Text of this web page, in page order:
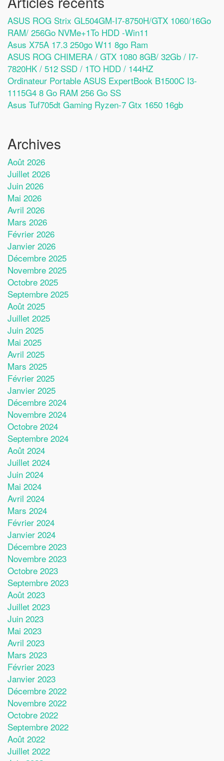
ASUS ROG Strix GL504GM-I7-8750H/GTX 1060/16Go
RAM/ 256Go NVMe+1To HDD -Win11
Asus X75A 17.3 250go W11 8go Ram
ASUS ROG CHIMERA / GTX 1080 8GB/ 32Gb / I7-
7820HK / 512 SSD / 1TO HDD / 144HZ
Ordinateur Portable ASUS ExpertBook B1500C I3-
1115G4 8 Go RAM 256 Go SS
Asus Tuf705dt Gaming Ryzen-7 Gtx 1650 16gb
Archives
Août 2026
Juillet 2026
Juin 2026
Mai 2026
Avril 2026
Mars 2026
Février 2026
Janvier 2026
Décembre 2025
Novembre 2025
Octobre 2025
Septembre 2025
Août 2025
Juillet 2025
Juin 2025
Mai 2025
Avril 2025
Mars 2025
Février 2025
Janvier 2025
Décembre 2024
Novembre 2024
Octobre 2024
Septembre 2024
Août 2024
Juillet 2024
Juin 2024
Mai 2024
Avril 2024
Mars 2024
Février 2024
Janvier 2024
Décembre 2023
Novembre 2023
Octobre 2023
Septembre 2023
Août 2023
Juillet 2023
Juin 2023
Mai 2023
Avril 2023
Mars 2023
Février 2023
Janvier 2023
Décembre 2022
Novembre 2022
Octobre 2022
Septembre 2022
Août 2022
Juillet 2022